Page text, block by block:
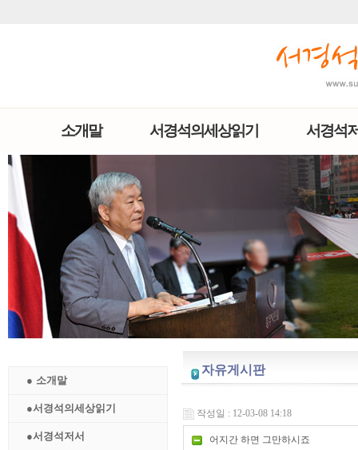
소개말 서경석의세상읽기 서경석
● 소개말
●서경석의세상읽기
●서경석저서
자유게시판
작성일 : 12-03-08 14:18
어지간 하면 그만하시죠